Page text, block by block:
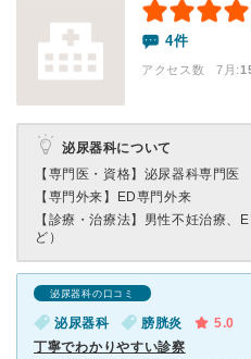
4件
アクセス数 7月:
泌尿器科について
【専門医・資格】 泌尿器科専門医
【専門外来】
ED専門外来
【診療・治療法】 男性不妊治療、
ど）
泌尿器科の口コミ
泌尿器科 膀胱炎
5.0
丁寧でわかりやすい診察